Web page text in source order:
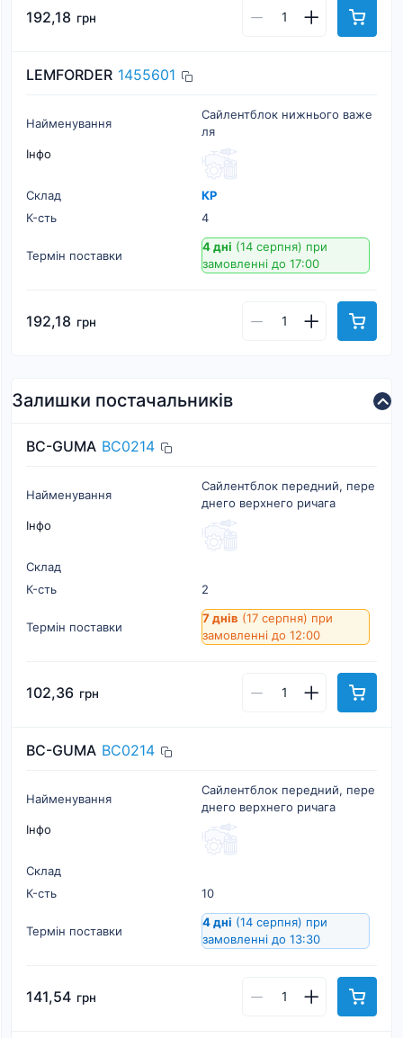
192,18 грн
LEMFORDER 1455601
Найменування
Сайлентблок нижнього важе
ля
Інфо
Склад
КР
К-cть
4
Термін поставки
4 дні (14 серпня) при
замовленні до 17:00
192,18 грн
Залишки постачальників
BC-GUMA BC0214
Найменування
Сайлентблок передний, пере
днего верхнего ричага
Інфо
Склад
К-cть
2
Термін поставки
7 днів (17 серпня) при
замовленні до 12:00
102,36 грн
BC-GUMA BC0214
Найменування
Сайлентблок передний, пере
днего верхнего ричага
Інфо
Склад
К-cть
10
Термін поставки
4 дні (14 серпня) при
замовленні до 13:30
141,54 грн